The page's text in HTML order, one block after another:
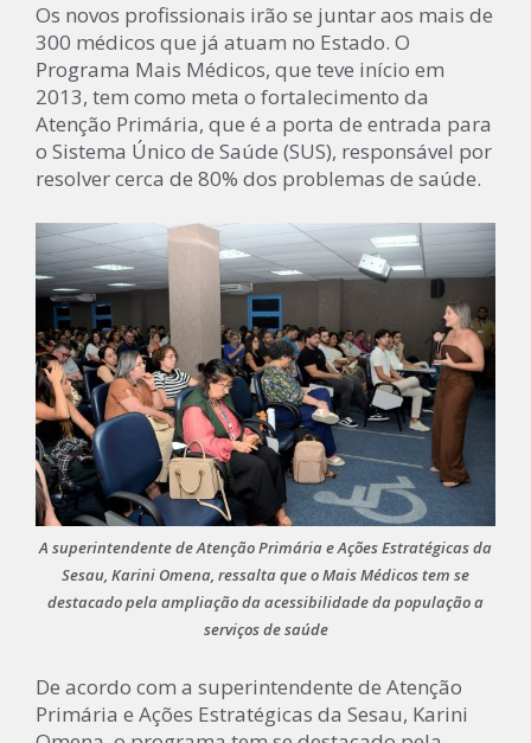
Os novos profissionais irão se juntar aos mais de
300 médicos que já atuam no Estado. O
Programa Mais Médicos, que teve início em
2013, tem como meta o fortalecimento da
Atenção Primária, que é a porta de entrada para
o Sistema Único de Saúde (SUS), responsável por
resolver cerca de 80% dos problemas de saúde.
A superintendente de Atenção Primária e Ações Estratégicas da
Sesau, Karini Omena, ressalta que o Mais Médicos tem se
destacado pela ampliação da acessibilidade da população a
serviços de saúde
De acordo com a superintendente de Atenção
Primária e Ações Estratégicas da Sesau, Karini